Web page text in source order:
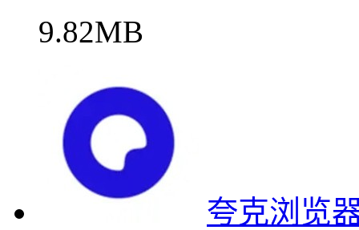
9.82MB
夸克浏览